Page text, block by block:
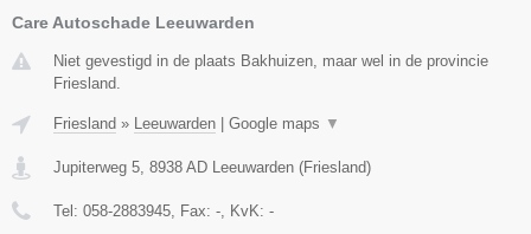
Care Autoschade Leeuwarden
Niet gevestigd in de plaats Bakhuizen, maar wel in de provincie
Friesland.
Friesland » Leeuwarden Google maps ▼
Jupiterweg 5, 8938 AD Leeuwarden (Friesland)
Tel: 058-2883945, Fax: -, KvK: -